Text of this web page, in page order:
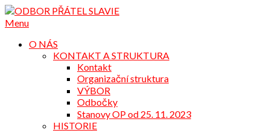
Přejdi
na
Menu
O NÁS
KONTAKT A STRUKTURA
Kontakt
Organizační struktura
VÝBOR
Odbočky
Stanovy OP od 25. 11. 2023
HISTORIE